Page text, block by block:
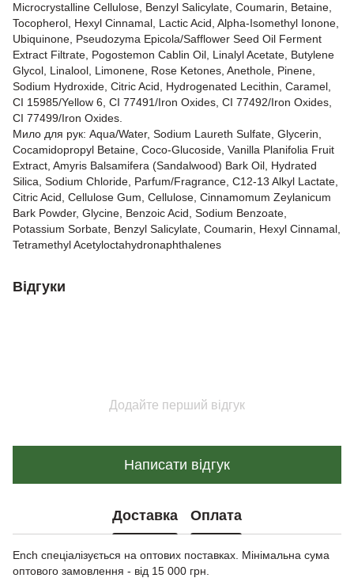
Microcrystalline Cellulose, Benzyl Salicylate, Coumarin, Betaine,
Tocopherol, Hexyl Cinnamal, Lactic Acid, Alpha-Isomethyl Ionone,
Ubiquinone, Pseudozyma Epicola/Safflower Seed Oil Ferment
Extract Filtrate, Pogostemon Cablin Oil, Linalyl Acetate, Butylene
Glycol, Linalool, Limonene, Rose Ketones, Anethole, Pinene,
Sodium Hydroxide, Citric Acid, Hydrogenated Lecithin, Caramel,
CI 15985/Yellow 6, CI 77491/Iron Oxides, CI 77492/Iron Oxides,
CI 77499/Iron Oxides.
Мило для рук: Aqua/Water, Sodium Laureth Sulfate, Glycerin,
Cocamidopropyl Betaine, Coco-Glucoside, Vanilla Planifolia Fruit
Extract, Amyris Balsamifera (Sandalwood) Bark Oil, Hydrated
Silica, Sodium Chloride, Parfum/Fragrance, C12-13 Alkyl Lactate,
Citric Acid, Cellulose Gum, Cellulose, Cinnamomum Zeylanicum
Bark Powder, Glycine, Benzoic Acid, Sodium Benzoate,
Potassium Sorbate, Benzyl Salicylate, Coumarin, Hexyl Cinnamal,
Tetramethyl Acetyloctahydronaphthalenes
Відгуки
Додайте перший відгук
Написати відгук
Доставка Оплата
Ench спеціалізується на оптових поставках. Мінімальна сума
оптового замовлення - від 15 000 грн.